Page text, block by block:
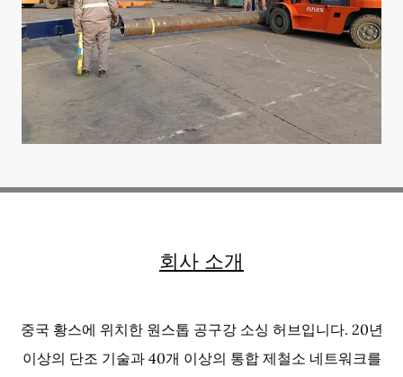
회사 소개
중국 황스에 위치한 원스톱 공구강 소싱 허브입니다. 20년
이상의 단조 기술과 40개 이상의 통합 제철소 네트워크를